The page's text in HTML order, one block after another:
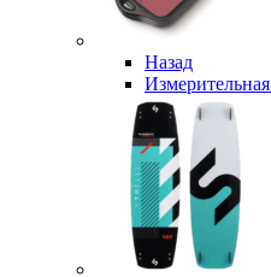
Назад